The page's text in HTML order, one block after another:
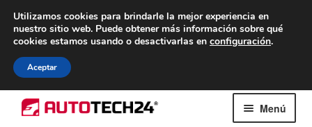
ENTREGA desde 7 EUR
De lunes a viernes de 9 a. m. a 4 p. m.
al
Menú
Utilizamos cookies para brindarle la mejor experiencia en
nuestro sitio web. Puede obtener más información sobre qué
cookies estamos usando o desactivarlas en configuración.
Aceptar